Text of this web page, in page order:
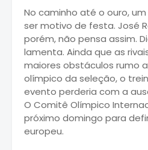
No caminho até o ouro,
ser motivo de festa. José
porém, não pensa assim.
lamenta. Ainda que as
maiores obstáculos rumo
olímpico da seleção, o
evento perderia com a
O Comitê Olímpico
próximo domingo para
europeu.